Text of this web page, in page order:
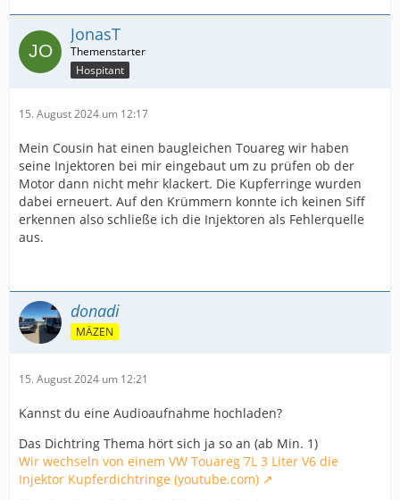
JonasT
Hospitant
15. August 2024 um 12:17
Mein Cousin hat einen baugleichen Touareg wir haben
seine Injektoren bei mir eingebaut um zu prüfen ob der
Motor dann nicht mehr klackert. Die Kupferringe wurden
dabei erneuert. Auf den Krümmern konnte ich keinen Siff
erkennen also schließe ich die Injektoren als Fehlerquelle
aus.
donadi
MÄZEN
15. August 2024 um 12:21
Kannst du eine Audioaufnahme hochladen?
Das Dichtring Thema hört sich ja so an (ab Min. 1)
Wir wechseln von einem VW Touareg 7L 3 Liter V6 die
Injektor Kupferdichtringe (youtube.com)